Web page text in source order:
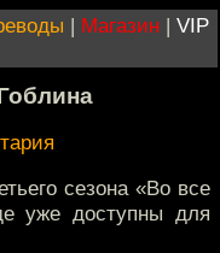
| Магазин | VIP
сезона «Во все
уже доступны для